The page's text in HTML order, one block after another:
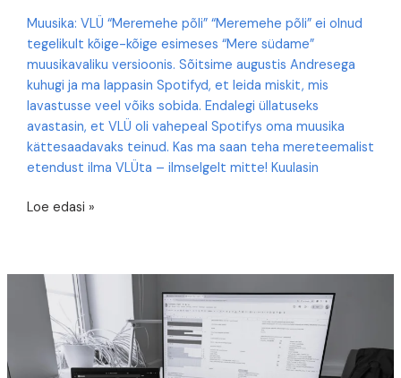
Muusika: VLÜ “Meremehe põli” “Meremehe põli” ei olnud
tegelikult kõige-kõige esimeses “Mere südame”
muusikavaliku versioonis. Sõitsime augustis Andresega
kuhugi ja ma lappasin Spotifyd, et leida miskit, mis
lavastusse veel võiks sobida. Endalegi üllatuseks
avastasin, et VLÜ oli vahepeal Spotifys oma muusika
kättesaadavaks teinud. Kas ma saan teha mereteemalist
etendust ilma VLÜta – ilmselgelt mitte! Kuulasin
Ühe
põli”
Loe edasi »